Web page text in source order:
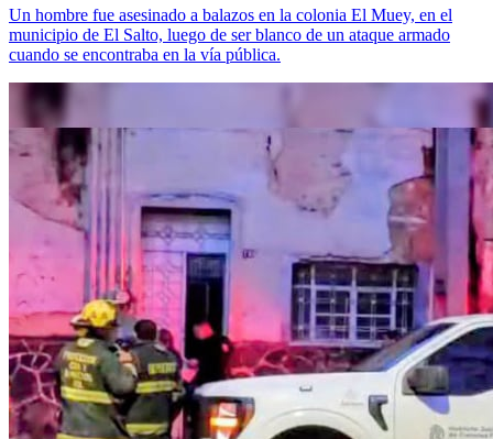
Un hombre fue asesinado a balazos en la colonia El Muey, en el
municipio de El Salto, luego de ser blanco de un ataque armado
cuando se encontraba en la vía pública.